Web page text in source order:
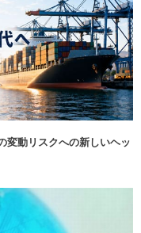
変動リスクへの新しいヘッ